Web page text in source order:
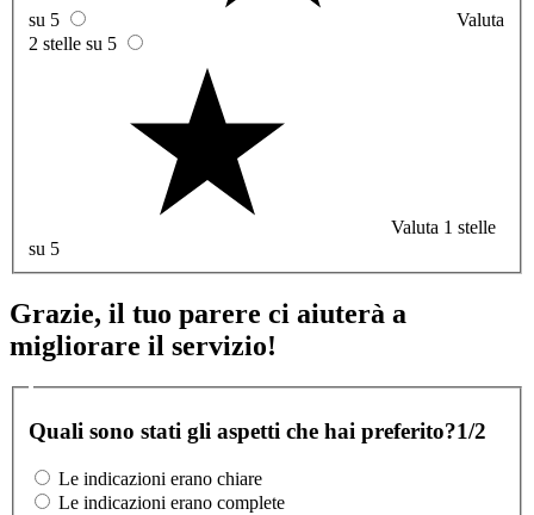
su 5
Valuta
2 stelle su 5
Valuta 1 stelle
su 5
Grazie, il tuo parere ci aiuterà a
migliorare il servizio!
Quali sono stati gli aspetti che hai preferito?1/2
Le indicazioni erano chiare
Le indicazioni erano complete